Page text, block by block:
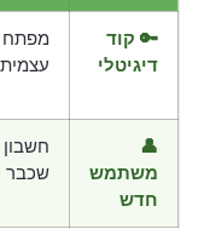
🔑 קוד
דיגיטלי
👤
משתמש
חדש
שכבר